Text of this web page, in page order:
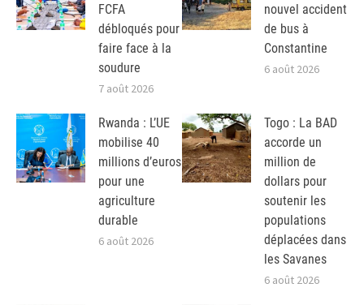
FCFA
débloqués pour
faire face à la
soudure
7 août 2026
nouvel accident
de bus à
Constantine
6 août 2026
Rwanda : L’UE
mobilise 40
millions d’euros
pour une
agriculture
durable
6 août 2026
Togo : La BAD
accorde un
million de
dollars pour
soutenir les
populations
déplacées dans
les Savanes
6 août 2026